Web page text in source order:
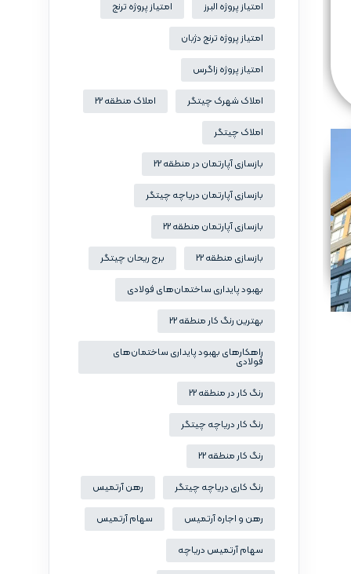
امتیاز پروژه البرز امتیاز پروژه ترنج
امتیاز پروژه ترنج دژبان
امتیاز پروژه زاگرس
املاک شهرک چیتگر املاک منطقه 22
املاک چیتگر
بازسازی آپارتمان در منطقه 22
بازسازی آپارتمان دریاچه چیتگر
بازسازی آپارتمان منطقه 22
بازسازی منطقه 22 برج ریحان چیتگر
بهبود پایداری ساختمان‌های فولادی
بهترین رنگ کار منطقه 22
راهکارهای بهبود پایداری ساختمان‌های
فولادی
رنگ کار در منطقه 22
رنگ کار دریاچه چیتگر
رنگ کار منطقه 22
رنگ کاری دریاچه چیتگر رهن آرتمیس
رهن و اجاره آرتمیس سهام آرتمیس
سهام آرتمیس دریاچه